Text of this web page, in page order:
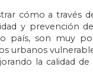
cómo a través
y prevención
país, son muy
urbanos
la calidad